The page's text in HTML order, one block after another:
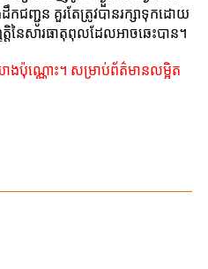
ដឹកជញ្ជូន គួរតែត្រូវបានរក្សាទុកដោយ
នៃសារធាតុពុលដែលអាចឆេះបាន។
ោងប៉ុណ្ណោះ។ សម្រាប់ព័ត៌មានលម្អិត